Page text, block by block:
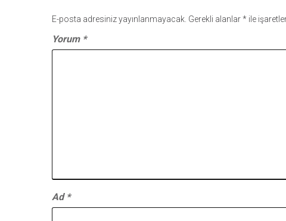
E-posta adresiniz yayınlanmayacak. Gerekli alanlar* ile
Yorum *
Ad *